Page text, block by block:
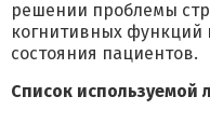
решении проблемы
когнитивных функций
состояния пациентов.
Список используемой